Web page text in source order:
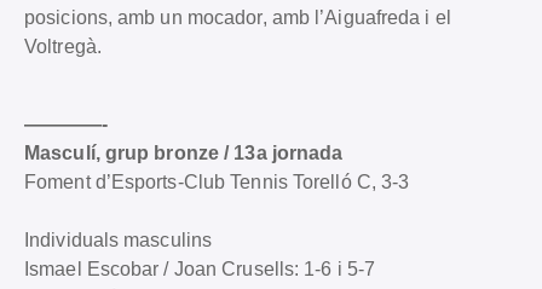
posicions, amb un mocador, amb l’Aiguafreda i el
Voltregà.
————-
Masculí, grup bronze / 13a jornada
Foment d’Esports-Club Tennis Torelló C, 3-3
Individuals masculins
Ismael Escobar / Joan Crusells: 1-6 i 5-7